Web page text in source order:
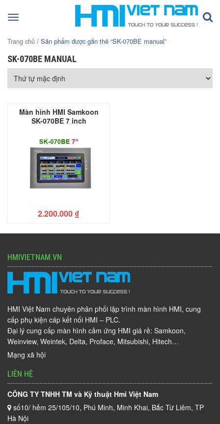
Toggle
Trang chủ / Sản phẩm được gắn thẻ “SK-070BE manual”
SK-070BE MANUAL
Màn hình HMI Samkoon
SK-070BE 7 inch
2.200.000 ₫
HMIVIETNAM.VN
HMI Việt Nam chuyên phân phối lập trình màn hình HMI, cung
cấp phụ kiện cáp kết nối HMI – PLC.
Đại lý cung cấp màn hình cảm ứng HMI giá rẻ: Samkoon,
Weinview, Weintek, Delta, Proface, Mitsubishi, Hitech…
Mạng xã hội
LIÊN HỆ
CÔNG TY TNHH TM và Kỹ thuật Hmi Việt Nam
số10/ hẻm 25/105/10, Phú Minh, Minh Khai, Bắc Từ Liêm, TP
Hà Nội